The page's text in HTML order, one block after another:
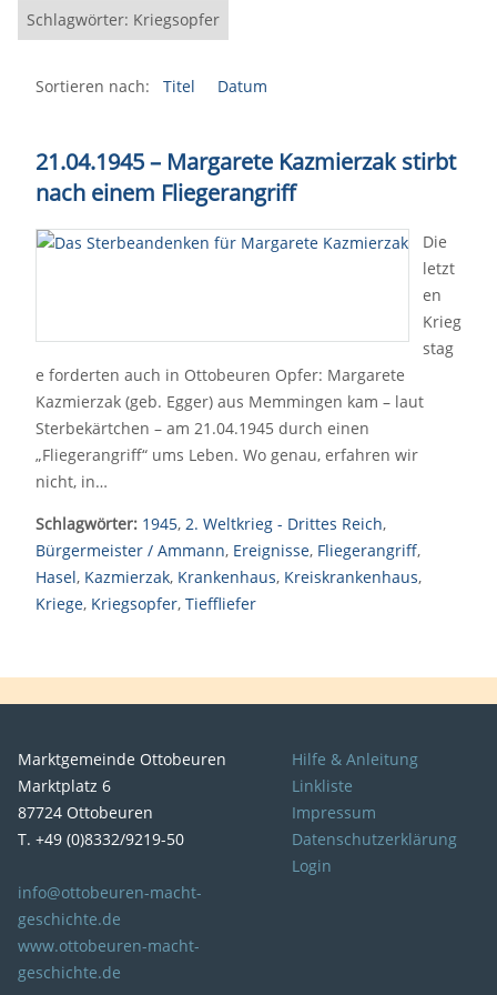
Schlagwörter: Kriegsopfer
Sortieren nach: Titel Datum
21.04.1945 – Margarete Kazmierzak stirbt
nach einem Fliegerangriff
Die
letzt
en
Krieg
stag
e forderten auch in Ottobeuren Opfer: Margarete
Kazmierzak (geb. Egger) aus Memmingen kam – laut
Sterbekärtchen – am 21.04.1945 durch einen
„Fliegerangriff“ ums Leben. Wo genau, erfahren wir
nicht, in…
Schlagwörter: 1945, 2. Weltkrieg - Drittes Reich,
Bürgermeister / Ammann, Ereignisse, Fliegerangriff,
Hasel, Kazmierzak, Krankenhaus, Kreiskrankenhaus,
Kriege, Kriegsopfer, Tieffliefer
Marktgemeinde Ottobeuren
Marktplatz 6
87724 Ottobeuren
T. +49 (0)8332/9219-50
info@ottobeuren-macht-
geschichte.de
www.ottobeuren-macht-
geschichte.de
Hilfe & Anleitung
Linkliste
Impressum
Datenschutzerklärung
Login